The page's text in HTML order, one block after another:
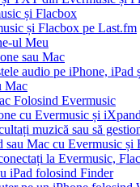
și Flacbox
și Flacbox pe Last.fm
ul Meu
sau Mac
audio pe iPhone,
Mac
Folosind Evermusic
cu Evermusic și
muzică sau să
sau Mac cu Evermusic și
la Evermusic,
iPad folosind Finder